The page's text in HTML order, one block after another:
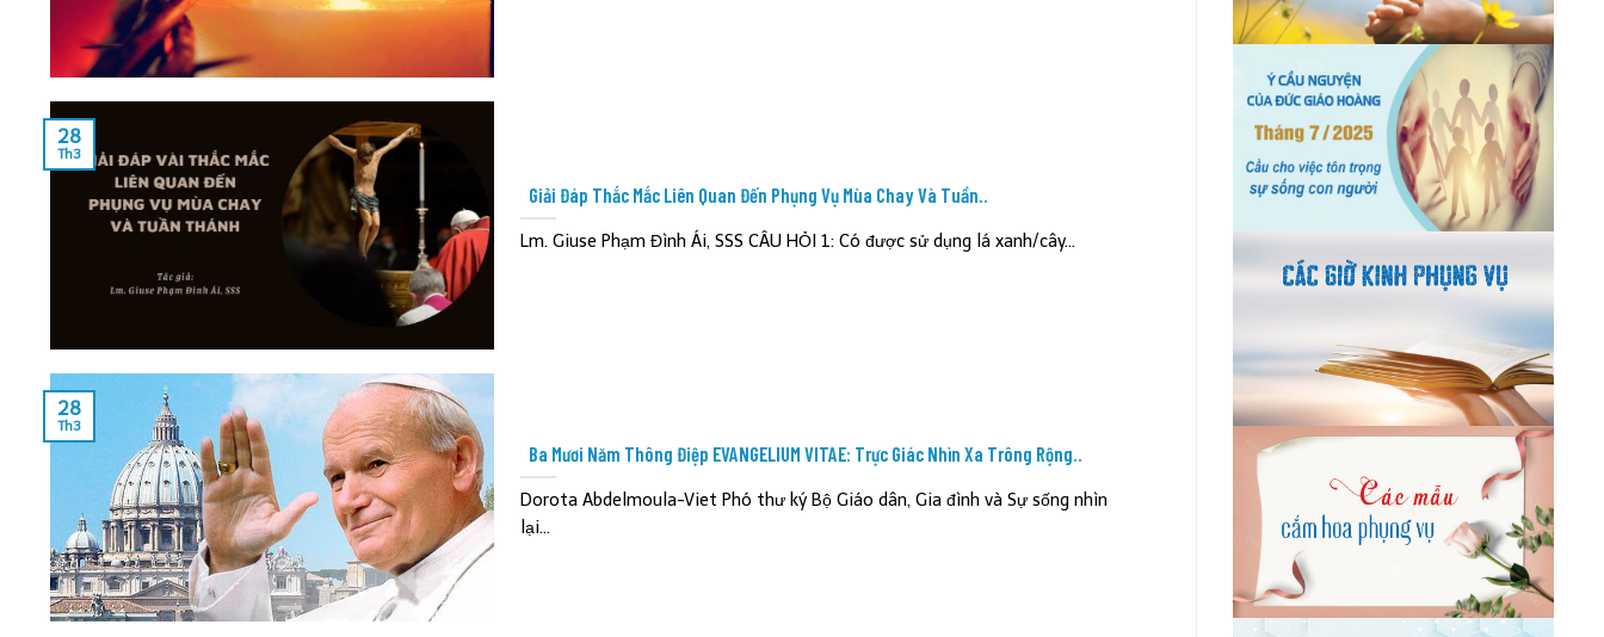
Giải Đáp Thắc Mắc Liên Quan Đến Phụng Vụ Mùa Chay Và Tuần..
Lm. Giuse Phạm Đình Ái, SSS CÂU HỎI 1: Có được sử dụng lá xanh/cây...
28
Th3
Ba Mươi Năm Thông Điệp EVANGELIUM VITAE: Trực Giác Nhìn Xa Trông Rộng..
Dorota Abdelmoula-Viet Phó thư ký Bộ Giáo dân, Gia đình và Sự sống nhìn
lại...
28
Th3